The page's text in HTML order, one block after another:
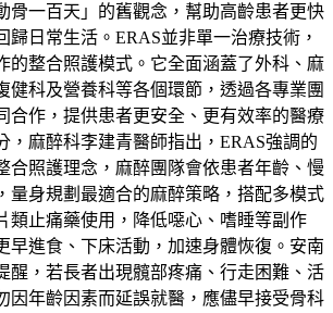
骨一百天」的舊觀念，幫助高齡患者更快
歸日常生活。ERAS並非單一治療技術，
的整合照護模式。它全面涵蓋了外科、麻
健科及營養科等各個環節，透過各專業團
合作，提供患者更安全、更有效率的醫療
，麻醉科李建青醫師指出，ERAS強調的
合照護理念，麻醉團隊會依患者年齡、慢
量身規劃最適合的麻醉策略，搭配多模式
類止痛藥使用，降低噁心、嗜睡等副作
早進食、下床活動，加速身體恢復。安南
醒，若長者出現髖部疼痛、行走困難、活
因年齡因素而延誤就醫，應儘早接受骨科